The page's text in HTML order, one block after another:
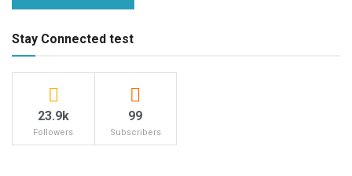
Stay Connected test
23.9k
Followers
99
Subscribers